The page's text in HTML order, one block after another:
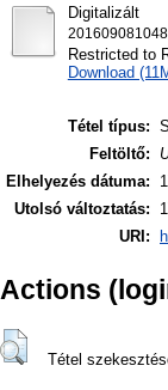
Digitalizált
Restricted to
Download
Tétel típus:
Feltöltő:
Elhelyezés dátuma:
Utolsó változtatás:
URI:
Actions
Tétel